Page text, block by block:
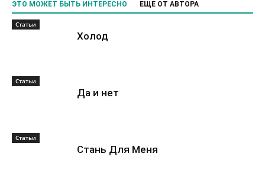
ЭТО МОЖЕТ БЫТЬ ИНТЕРЕСНО ЕЩЕ ОТ АВТОРА
Статьи
Холод
Статьи
Да и нет
Статьи
Стань Для Меня